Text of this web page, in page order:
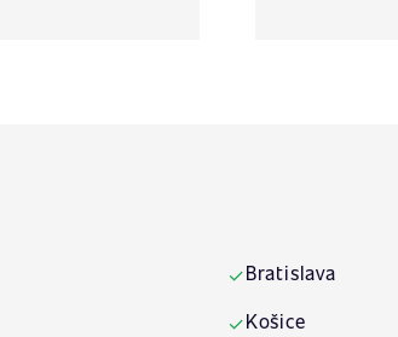
✓Bratislava
✓Košice